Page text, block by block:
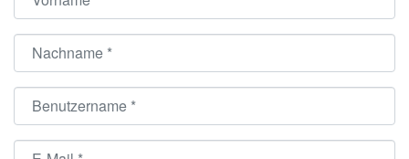
Nachname
Benutzername
E-Mail